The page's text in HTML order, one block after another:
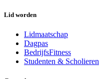
Lid worden
Lidmaatschap
Dagpas
BedrijfsFitness
Studenten & Scholieren